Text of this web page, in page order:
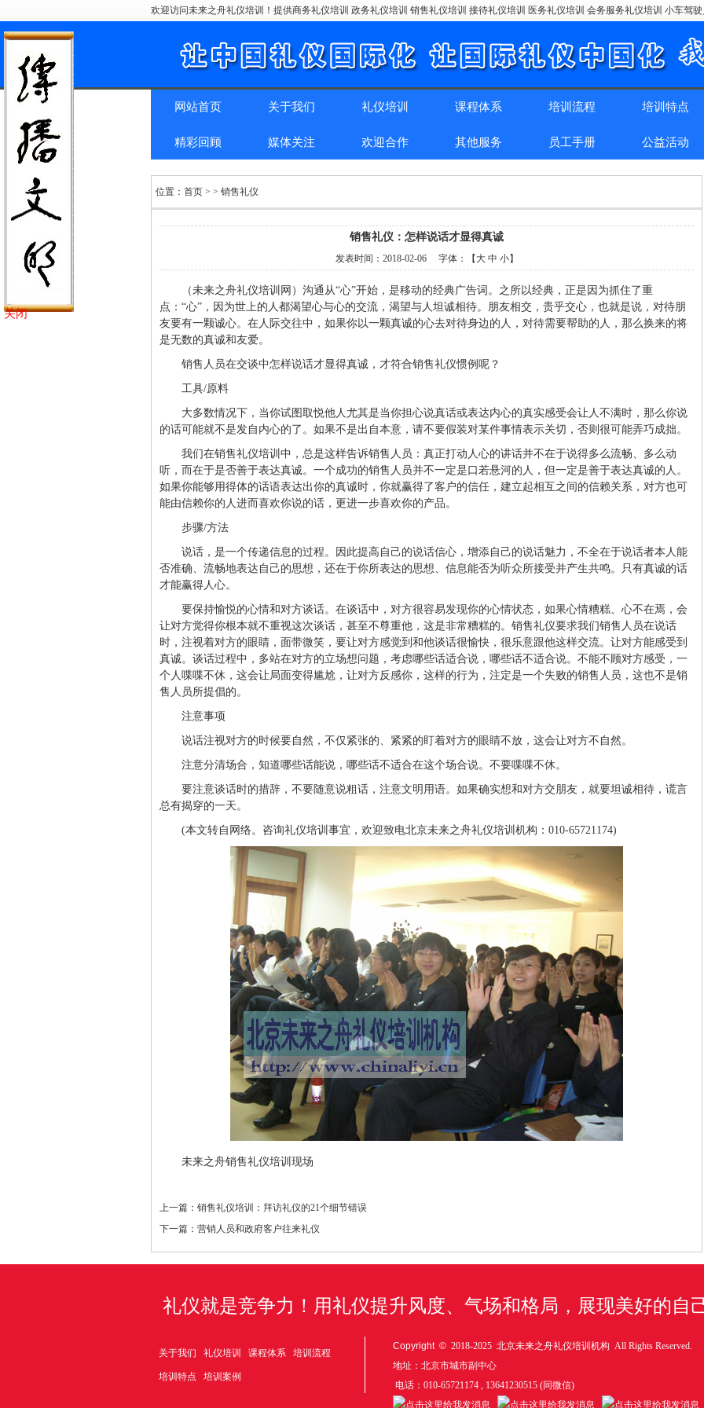
欢迎访问未来之舟礼仪培训！提供商务礼仪培训 政务礼仪培训 销售礼仪培训 接待礼仪培训 医务礼仪培训 会务服务礼仪培训 小车驾
网站首页 关于我们 礼仪培训 课程体系 培训流程 培训特点
精彩回顾 媒体关注 欢迎合作 其他服务 员工手册 公益活动
位置： 首页 > > 销售礼仪
销售礼仪：怎样说话才显得真诚
发表时间： 2018-02-06 字体：【 大 中 小】
（未来之舟礼仪培训网）沟通从“心”开始，是移动的经典广告词。之所以经典，正是因为抓住了重
点：“心”，因为世上的人都渴望心与心的交流，渴望与人坦诚相待。朋友相交，贵乎交心，也就是说，对待朋
友要有一颗诚心。在人际交往中，如果你以一颗真诚的心去对待身边的人，对待需要帮助的人，那么换来的将
是无数的真诚和友爱。
销售人员在交谈中怎样说话才显得真诚，才符合销售礼仪惯例呢？
工具/原料
大多数情况下，当你试图取悦他人尤其是当你担心说真话或表达内心的真实感受会让人不满时，那么你说
的话可能就不是发自内心的了。如果不是出自本意，请不要假装对某件事情表示关切，否则很可能弄巧成拙。
我们在销售礼仪培训中，总是这样告诉销售人员：真正打动人心的讲话并不在于说得多么流畅、多么动
听，而在于是否善于表达真诚。一个成功的销售人员并不一定是口若悬河的人，但一定是善于表达真诚的人。
如果你能够用得体的话语表达出你的真诚时，你就赢得了客户的信任，建立起相互之间的信赖关系，对方也可
能由信赖你的人进而喜欢你说的话，更进一步喜欢你的产品。
步骤/方法
说话，是一个传递信息的过程。因此提高自己的说话信心，增添自己的说话魅力，不全在于说话者本人能
否准确、流畅地表达自己的思想，还在于你所表达的思想、信息能否为听众所接受并产生共鸣。只有真诚的话
才能赢得人心。
要保持愉悦的心情和对方谈话。在谈话中，对方很容易发现你的心情状态，如果心情糟糕、心不在焉，会
让对方觉得你根本就不重视这次谈话，甚至不尊重他，这是非常糟糕的。销售礼仪要求我们销售人员在说话
时，注视着对方的眼睛，面带微笑，要让对方感觉到和他谈话很愉快，很乐意跟他这样交流。让对方能感受到
真诚。谈话过程中，多站在对方的立场想问题，考虑哪些话适合说，哪些话不适合说。不能不顾对方感受，一
个人喋喋不休，这会让局面变得尴尬，让对方反感你，这样的行为，注定是一个失败的销售人员，这也不是销
售人员所提倡的。
注意事项
说话注视对方的时候要自然，不仅紧张的、紧紧的盯着对方的眼睛不放，这会让对方不自然。
注意分清场合，知道哪些话能说，哪些话不适合在这个场合说。不要喋喋不休。
要注意谈话时的措辞，不要随意说粗话，注意文明用语。如果确实想和对方交朋友，就要坦诚相待，谎言
总有揭穿的一天。
(本文转自网络。咨询礼仪培训事宜，欢迎致电北京未来之舟礼仪培训机构：010-65721174)
未来之舟销售礼仪培训现场
上一篇： 销售礼仪培训：拜访礼仪的21个细节错误
下一篇： 营销人员和政府客户往来礼仪
礼仪就是竞争力！用礼仪提升风度、气场和格局，展现美好的自
关于我们 礼仪培训 课程体系 培训流程
培训特点 培训案例
Copyright © 2018-2025 北京未来之舟礼仪培训机构 All Rights Reserved.
地址：北京市城市副中心
电话：010-65721174 , 13641230515 (同微信)
关闭